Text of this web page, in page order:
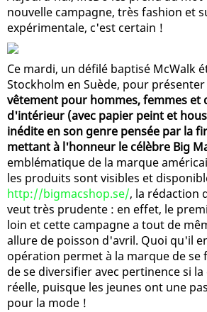
nouvelle campagne, très fashion et
expérimentale, c'est certain !
Ce mardi, un défilé baptisé McWalk
Stockholm en Suède, pour
vêtement pour hommes, femmes et
d'intérieur (avec papier peint et
inédite en son genre pensée par la
mettant à l'honneur le célèbre Big
emblématique de la marque
les produits sont visibles et
http://bigmacshop.se/, la rédaction
veut très prudente : en effet, le
loin et cette campagne a tout de
allure de poisson d'avril. Quoi qu'il
opération permet à la marque de se
de se diversifier avec pertinence si
réelle, puisque les jeunes ont une
pour la mode !